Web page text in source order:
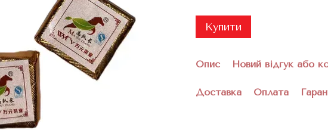
Купити
Опис Новий відгук або
Доставка Оплата